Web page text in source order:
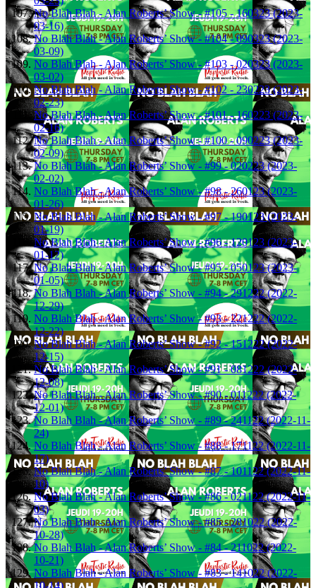
No Blah Blah - Alan Roberts’ Show - #105 - 160323 (2023-
03-16)
No Blah Blah - Alan Roberts’ Show - #104 - 090323 (2023-
03-09)
No Blah Blah - Alan Roberts’ Show - #103 - 020323 (2023-
03-02)
No Blah Blah - Alan Roberts’ Show - #102 - 230223 (2023-
02-23)
No Blah Blah - Alan Roberts’ Show - #101 - 160223 (2023-
02-16)
No Blah Blah - Alan Roberts’ Show - #100 - 090223 (2023-
02-09)
No Blah Blah - Alan Roberts’ Show - #99 - 020223 (2023-
02-02)
No Blah Blah - Alan Roberts’ Show - #98 - 260123 (2023-
01-26)
No Blah Blah - Alan Roberts’ Show - #97 - 190123 (2023-
01-19)
No Blah Blah - Alan Roberts’ Show - #96 - 120123 (2023-
01-12)
No Blah Blah - Alan Roberts’ Show - #95 - 050123 (2023-
01-05)
No Blah Blah - Alan Roberts’ Show - #94 - 291222 (2022-
12-29)
No Blah Blah - Alan Roberts’ Show - #93 - 221222 (2022-
12-22)
No Blah Blah - Alan Roberts’ Show - #92 - 151222 (2022-
12-15)
No Blah Blah - Alan Roberts’ Show - #91 - 081222 (2022-
12-08)
No Blah Blah - Alan Roberts’ Show - #90 - 011222 (2022-
12-01)
No Blah Blah - Alan Roberts’ Show - #89 - 241122 (2022-11-
24)
No Blah Blah - Alan Roberts’ Show - #88 - 171122 (2022-11-
17)
No Blah Blah - Alan Roberts’ Show - #87 - 101122 (2022-11-
10)
No Blah Blah - Alan Roberts’ Show - #86 - 021122 (2022-11-
03)
No Blah Blah - Alan Roberts’ Show - #85 - 281022 (2022-
10-28)
No Blah Blah - Alan Roberts’ Show - #84 - 211022 (2022-
10-21)
No Blah Blah - Alan Roberts’ Show - #83 - 141022 (2022-
10-14)